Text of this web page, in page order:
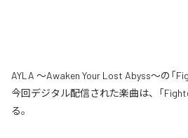
AYLA ～Awaken Your Lost Abyss～の「
今回デジタル配信された楽曲は、「
る。